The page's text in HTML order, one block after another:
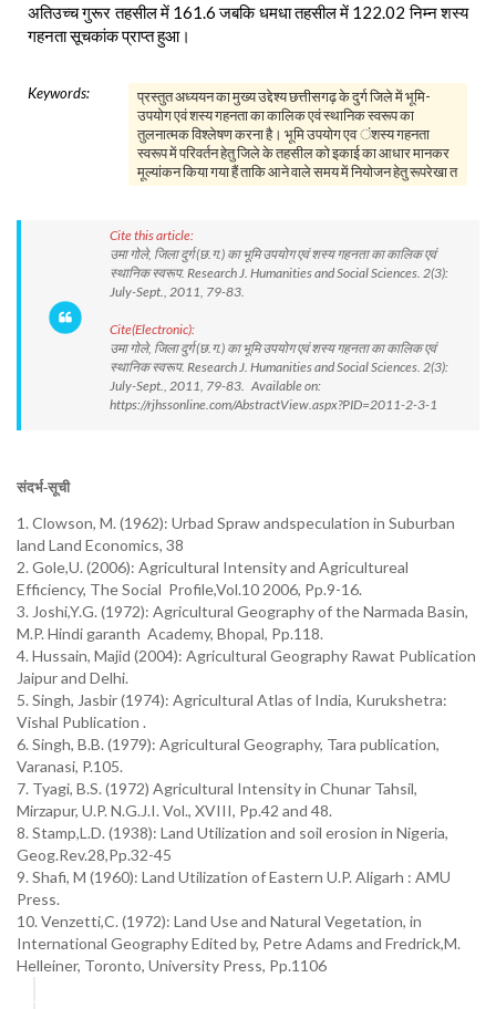
अतिउच्च गुरूर तहसील में 161.6 जबकि धमधा तहसील में 122.02 निम्न शस्य
गहनता सूचकांक प्राप्त हुआ।
Keywords:
प्रस्तुत अध्ययन का मुख्य उद्देश्य छत्तीसगढ़ के दुर्ग जिले में भूमि-
उपयोग एवं शस्य गहनता का कालिक एवं स्थानिक स्वरूप का
तुलनात्मक विश्लेषण करना है। भूमि उपयोग एव ंशस्य गहनता
स्वरूप में परिवर्तन हेतु जिले के तहसील को इकाई का आधार मानकर
मूल्यांकन किया गया हैं ताकि आने वाले समय में नियोजन हेतु रूपरेखा त
Cite this article:
उमा गोले, जिला दुर्ग (छ.ग.) का भूमि उपयोग एवं शस्य गहनता का कालिक एवं
स्थानिक स्वरूप. Research J. Humanities and Social Sciences. 2(3):
July-Sept., 2011, 79-83.
Cite(Electronic):
उमा गोले, जिला दुर्ग (छ.ग.) का भूमि उपयोग एवं शस्य गहनता का कालिक एवं
स्थानिक स्वरूप. Research J. Humanities and Social Sciences. 2(3):
July-Sept., 2011, 79-83. Available on:
https://rjhssonline.com/AbstractView.aspx?PID=2011-2-3-1
संदर्भ-सूची
1. Clowson, M. (1962): Urbad Spraw andspeculation in Suburban
land Land Economics, 38
2. Gole,U. (2006): Agricultural Intensity and Agricultureal
Efficiency, The Social Profile,Vol.10 2006, Pp.9-16.
3. Joshi,Y.G. (1972): Agricultural Geography of the Narmada Basin,
M.P. Hindi garanth Academy, Bhopal, Pp.118.
4. Hussain, Majid (2004): Agricultural Geography Rawat Publication
Jaipur and Delhi.
5. Singh, Jasbir (1974): Agricultural Atlas of India, Kurukshetra:
Vishal Publication .
6. Singh, B.B. (1979): Agricultural Geography, Tara publication,
Varanasi, P.105.
7. Tyagi, B.S. (1972) Agricultural Intensity in Chunar Tahsil,
Mirzapur, U.P. N.G.J.I. Vol., XVIII, Pp.42 and 48.
8. Stamp,L.D. (1938): Land Utilization and soil erosion in Nigeria,
Geog.Rev.28,Pp.32-45
9. Shafi, M (1960): Land Utilization of Eastern U.P. Aligarh : AMU
Press.
10. Venzetti,C. (1972): Land Use and Natural Vegetation, in
International Geography Edited by, Petre Adams and Fredrick,M.
Helleiner, Toronto, University Press, Pp.1106